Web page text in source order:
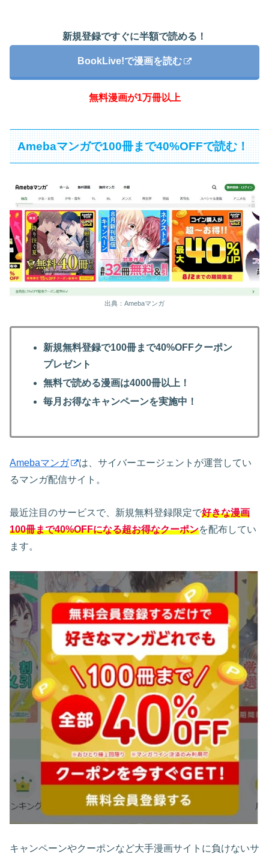
新規登録ですぐに半額で読める！
BookLive!で漫画を読む
無料漫画が1万冊以上
Amebaマンガで100冊まで40%OFFで読む！
出典：Amebaマンガ
新規無料登録で100冊まで40%OFFクーポン
プレゼント
無料で読める漫画は4000冊以上！
毎月お得なキャンペーンを実施中！
Amebaマンガ
は、サイバーエージェントが運営してい
るマンガ配信サイト。
最近注目のサービスで、新規無料登録限定で好きな漫画
100冊まで40%OFFになる超お得なクーポンを配布してい
ます。
キャンペーンやクーポンなど大手漫画サイトに負けないサ